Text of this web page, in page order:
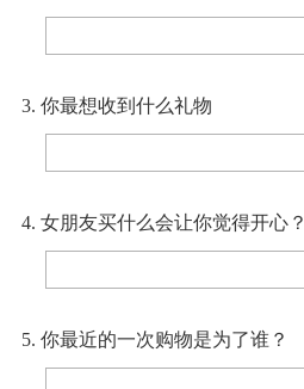
3. 你最想收到什么礼物
4. 女朋友买什么会让你觉得开心？
5. 你最近的一次购物是为了谁？